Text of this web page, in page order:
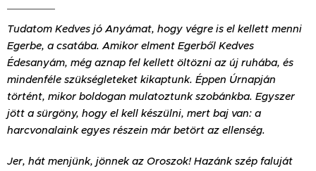
Tudatom Kedves jó Anyámat, hogy végre is el kellett menni
Egerbe, a csatába. Amikor elment Egerből Kedves
Édesanyám, még aznap fel kellett öltözni az új ruhába, és
mindenféle szükségleteket kikaptunk. Éppen Úrnapján
történt, mikor boldogan mulatoztunk szobánkba. Egyszer
jött a sürgöny, hogy el kell készülni, mert baj van: a
harcvonalaink egyes részein már betört az ellenség.
Jer, hát menjünk, jönnek az Oroszok! Hazánk szép faluját